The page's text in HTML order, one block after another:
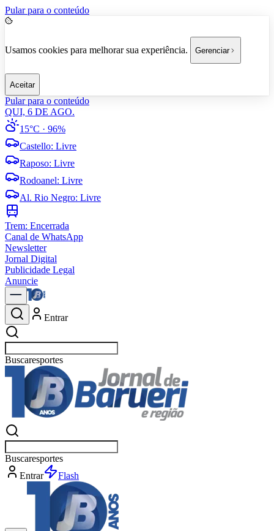
Pular para o conteúdo
Usamos cookies para melhorar sua experiência. Gerenciar
Aceitar
Pular para o conteúdo
QUI, 6 DE AGO.
15°C · 96%
Castello: Livre
Raposo: Livre
Rodoanel: Livre
Al. Rio Negro: Livre
Trem: Encerrada
Canal de WhatsApp
Newsletter
Jornal Digital
Publicidade Legal
Anuncie
Entrar
Buscarpolít
Buscarpolít
Entrar
Flash